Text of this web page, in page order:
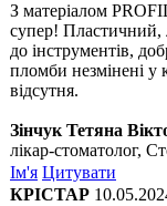
З матеріалом
супер! Пластичний,
до інструментів,
пломби незмінені у
відсутня.
Зінчук Тетяна
лікар-стоматолог,
Ім'я Цитувати
КРІСТАР